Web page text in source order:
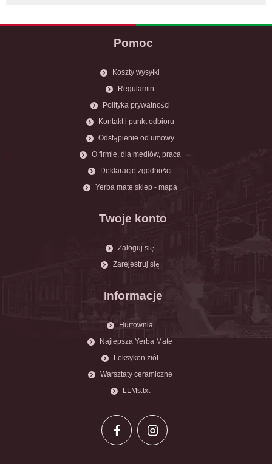
Pomoc
Koszty wysyłki
Regulamin
Polityka prywatności
Kontakt i punkt odbioru
Odstąpienie od umowy
O firmie, dla mediów, praca
Deklaracje zgodności
Yerba mate sklep - mapa
Twoje konto
Zaloguj się
Zarejestruj się
Informacje
Hurtownia
Najlepsza Yerba Mate
Leksykon ziół
Warsztaty ceramiczne
LLMs.txt